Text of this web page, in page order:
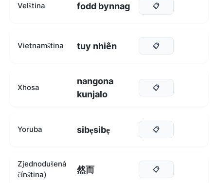
Velština fodd bynnag 📋
Vietnamština tuy nhiên 📋
Xhosa
nangona
kunjalo
📋
Yoruba sibẹsibẹ 📋
Zjednodušená
čínština)
然而 📋